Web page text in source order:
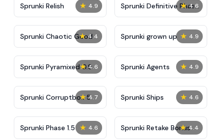
★ 4.9
Sprunki Relish ★ 4.6
Sprunki Definitive Phase
7
★ 4.4
Sprunki Chaotic Good ★ 4.9
Sprunki grown up
★ 4.6
Sprunki Pyramixed 0.9 ★ 4.9
Sprunki Agents
★ 4.7
Sprunki Corruptbox 5 ★ 4.6
Sprunki Ships
★ 4.6
Sprunki Phase 1.5 ★ 4.4
Sprunki Retake Bonus